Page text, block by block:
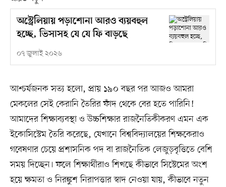
অস্ট্রেলিয়ায় পড়াশোনা আরও ব্যয়বহুল
হচ্ছে, ভিসাসহ যে যে ফি বাড়ছে
০৭ জুলাই ২০২৬
আশ্চর্যজনক সত্য হলো, প্রায় ১৯০ বছর পর আজও আমরা
মেকলের সেই কেরানি তৈরির ফাঁদ থেকে বের হতে পারিনি!
আমাদের শিক্ষাব্যবস্থা ও উচ্চশিক্ষার রাজনৈতিকীকরণ এমন এক
ইকোসিস্টেম তৈরি করেছে, যেখানে বিশ্ববিদ্যালয়ের শিক্ষকেরাও
গবেষণার চেয়ে প্রশাসনিক পদ বা রাজনৈতিক লেজুড়বৃত্তিতে বেশি
সময় দিচ্ছেন। ফলে শিক্ষার্থীরাও শিখছে কীভাবে সিস্টেমের অংশ
হয়ে ক্ষমতা ও নিরঙ্কুশ নিরাপত্তার স্বাদ নেওয়া যায়, কীভাবে নতুন